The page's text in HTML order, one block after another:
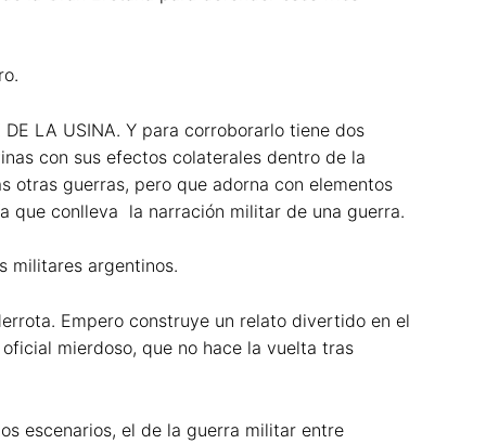
LA USINA. Y para corroborarlo tiene dos
con sus efectos colaterales dentro de la
otras guerras, pero que adorna con elementos
que conlleva la narración militar de una guerra.
militares argentinos.
Empero construye un relato divertido en el
mierdoso, que no hace la vuelta tras
escenarios, el de la guerra militar entre